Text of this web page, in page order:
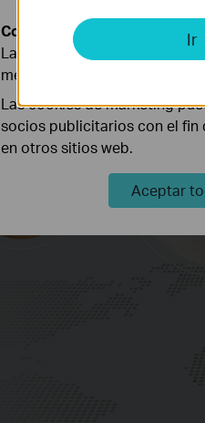
Ir
Cookies de Análisis y de
Las cookies de análisis nos
mejorar y adaptar la
Las cookies de marketing
socios publicitarios con el fin
en otros sitios web.
Aceptar